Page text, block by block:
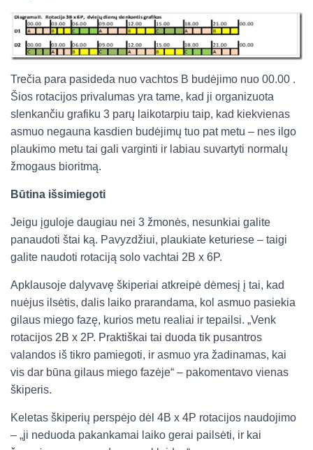
Trečia para pasideda nuo vachtos B budėjimo nuo 00.00 .
Šios rotacijos privalumas yra tame, kad ji organizuota
slenkančiu grafiku 3 parų laikotarpiu taip, kad kiekvienas
asmuo negauna kasdien budėjimų tuo pat metu – nes ilgo
plaukimo metu tai gali varginti ir labiau suvartyti normalų
žmogaus bioritmą.
Būtina išsimiegoti
Jeigu įguloje daugiau nei 3 žmonės, nesunkiai galite
panaudoti štai ką. Pavyzdžiui, plaukiate keturiese – taigi
galite naudoti rotaciją solo vachtai 2B x 6P.
Apklausoje dalyvavę škiperiai atkreipė dėmesį į tai, kad
nuėjus ilsėtis, dalis laiko prarandama, kol asmuo pasiekia
gilaus miego fazę, kurios metu realiai ir tepailsi. „Venk
rotacijos 2B x 2P. Praktiškai tai duoda tik pusantros
valandos iš tikro pamiegoti, ir asmuo yra žadinamas, kai
vis dar būna gilaus miego fazėje“ – pakomentavo vienas
škiperis.
Keletas škiperių perspėjo dėl 4B x 4P rotacijos naudojimo
– „ji neduoda pakankamai laiko gerai pailsėti, ir kai